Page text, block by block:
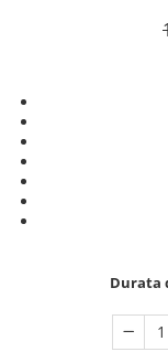
Durata